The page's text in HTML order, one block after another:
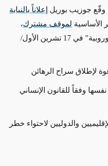
إعلاناً بالنيابة
الأساسية لموقف مشترك،
" في 17 تشرين الأول/
لإطلاق سراح الرهائن
وفقاً للقانون الإنساني
والدوليين لاحتواء خطر